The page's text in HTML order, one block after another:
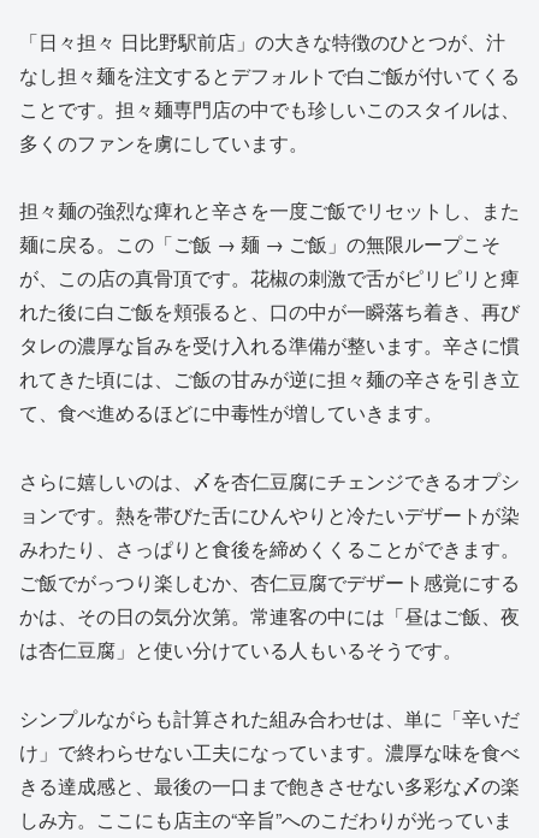
「日々担々 日比野駅前店」の大きな特徴のひとつが、汁
なし担々麺を注文するとデフォルトで白ご飯が付いてくる
ことです。担々麺専門店の中でも珍しいこのスタイルは、
多くのファンを虜にしています。
担々麺の強烈な痺れと辛さを一度ご飯でリセットし、また
麺に戻る。この「ご飯 → 麺 → ご飯」の無限ループこそ
が、この店の真骨頂です。花椒の刺激で舌がピリピリと痺
れた後に白ご飯を頬張ると、口の中が一瞬落ち着き、再び
タレの濃厚な旨みを受け入れる準備が整います。辛さに慣
れてきた頃には、ご飯の甘みが逆に担々麺の辛さを引き立
て、食べ進めるほどに中毒性が増していきます。
さらに嬉しいのは、〆を杏仁豆腐にチェンジできるオプシ
ョンです。熱を帯びた舌にひんやりと冷たいデザートが染
みわたり、さっぱりと食後を締めくくることができます。
ご飯でがっつり楽しむか、杏仁豆腐でデザート感覚にする
かは、その日の気分次第。常連客の中には「昼はご飯、夜
は杏仁豆腐」と使い分けている人もいるそうです。
シンプルながらも計算された組み合わせは、単に「辛いだ
け」で終わらせない工夫になっています。濃厚な味を食べ
きる達成感と、最後の一口まで飽きさせない多彩な〆の楽
しみ方。ここにも店主の“辛旨”へのこだわりが光っていま